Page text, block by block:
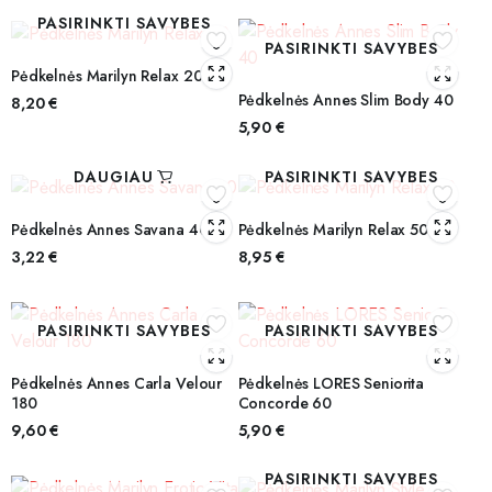
PASIRINKTI SAVYBES
Pėdkelnės Marilyn Relax 20
8,20€
PASIRINKTI SAVYBES
Pėdkelnės Annes Slim Body 40
5,90 €
DAUGIAU
Pėdkelnės Annes Savana 40
3,22€
PASIRINKTI SAVYBES
Pėdkelnės Marilyn Relax 50
8,95 €
PASIRINKTI SAVYBES
Pėdkelnės Annes Carla Velour
180
9,60€
PASIRINKTI SAVYBES
Pėdkelnės LORES Seniorita
Concorde 60
5,90 €
PASIRINKTI SAVYBES